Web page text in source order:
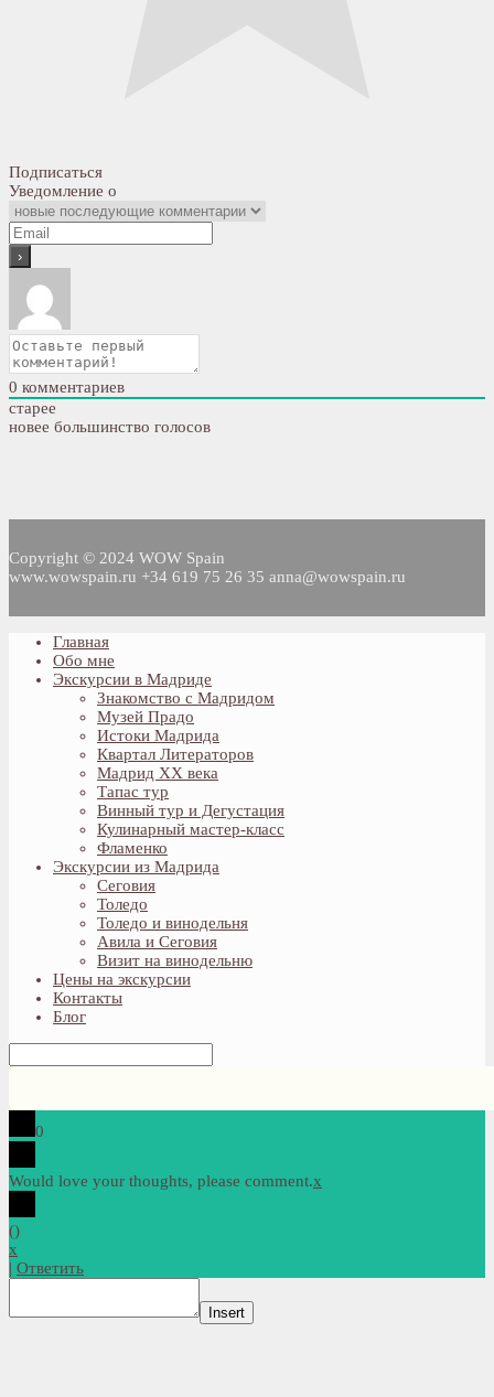
Подписаться
Уведомление о
0 комментариев
старее
новее большинство голосов
Copyright © 2024 WOW Spain
www.wowspain.ru +34 619 75 26 35 anna@wowspain.ru
Главная
Обо мне
Экскурсии в Мадриде
Знакомство с Мадридом
Музей Прадо
Истоки Мадрида
Квартал Литераторов
Мадрид XX века
Тапас тур
Винный тур и Дегустация
Кулинарный мастер-класс
Фламенко
Экскурсии из Мадрида
Сеговия
Толедо
Толедо и винодельня
Авила и Сеговия
Визит на винодельню
Цены на экскурсии
Контакты
Блог
0
Would love your thoughts, please comment.x
()
x
| Ответить
Insert